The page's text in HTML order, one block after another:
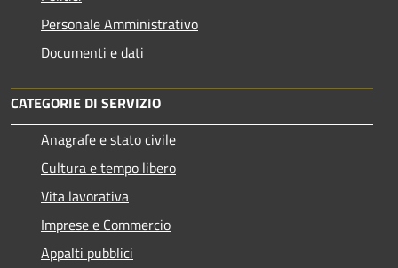
Personale Amministrativo
Documenti e dati
CATEGORIE DI SERVIZIO
Anagrafe e stato civile
Cultura e tempo libero
Vita lavorativa
Imprese e Commercio
Appalti pubblici